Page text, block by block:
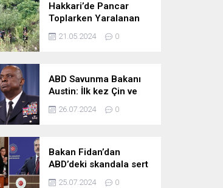
Hakkari’de Pancar
Toplarken Yaralanan
Kadın İçin Kurtarma
Çalışmaları
21.05.2024 0
ABD Savunma Bakanı
Austin: İlk kez Çin ve
Rusya uçaklarının
birlikte uçtuğunu
26.07.2024 0
Bakan Fidan’dan
ABD’deki skandala sert
tepki: Netanyahu’yu
25.07.2024 0